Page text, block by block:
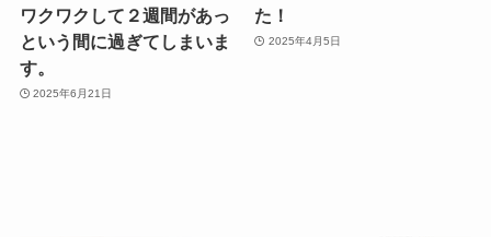
ワクワクして２週間があっ
という間に過ぎてしまいま
す。
2025年6月21日
た！
2025年4月5日